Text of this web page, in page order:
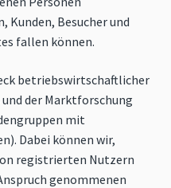
Besucher und
fallen können.
betriebswirtschaftlicher
der Marktforschung
mit
Dabei können wir,
registrierten Nutzern
genommenen